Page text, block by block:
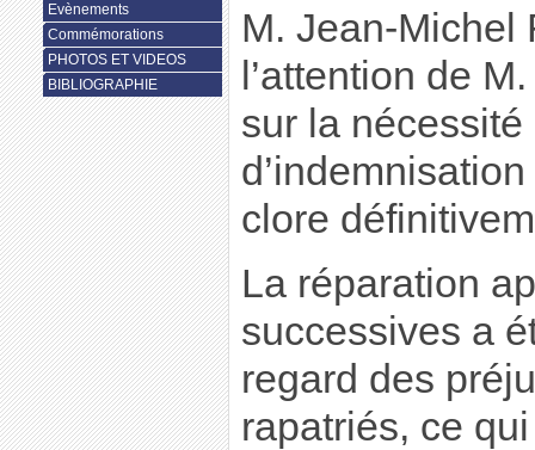
M. Jean-Michel
l’attention de
sur la nécessité
clore
La réparation
successives a
regard des
rapatriés, ce
Evènements
Commémorations
PHOTOS ET VIDEOS
BIBLIOGRAPHIE